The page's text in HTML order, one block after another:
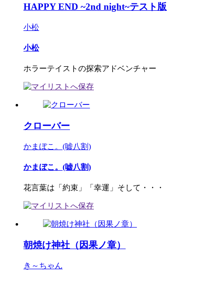
HAPPY END ~2nd night~テスト版
小松
小松
ホラーテイストの探索アドベンチャー
クローバー
かまぼこ。(嘘八割)
かまぼこ。(嘘八割)
花言葉は「約束」「幸運」そして・・・
朝焼け神社（因果ノ章）
き～ちゃん